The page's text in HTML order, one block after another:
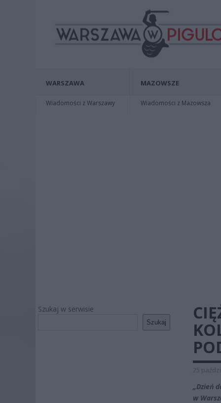
WARSZAWA
Wiadomości z Warszawy
MAZOWSZE
Wiadomości z Mazowsza
Szukaj w serwisie
Szukaj
25
„Dzień
w